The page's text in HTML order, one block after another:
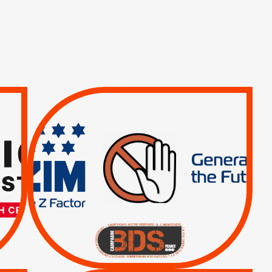
RESPECT DU DROIT
INTERNATIONAL ?
TRUMP, MACRON :
MÊME COMBAT
| Actus |
| Boycott militaire |
Lettres d'interpellation